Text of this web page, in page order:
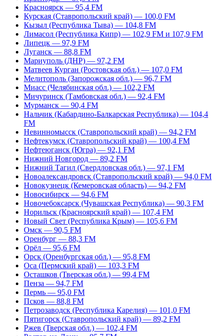
Красноярск — 95,4 FM
Курская (Ставропольский край) — 100,0 FM
Кызыл (Республика Тыва) — 104,8 FM
Лимасол (Республика Кипр) — 102,9 FM и 107,9 FM
Липецк — 97,9 FM
Луганск — 88,8 FM
Мариуполь (ДНР) — 97,2 FM
Матвеев Курган (Ростовская обл.) — 107,0 FM
Мелитополь (Запорожская обл.) — 96,7 FM
Миасс (Челябинская обл.) — 102,2 FM
Мичуринск (Тамбовская обл.) — 92,4 FM
Мурманск — 90,4 FM
Нальчик (Кабардино-Балкарская Республика) — 104,4
FM
Невинномысск (Ставропольский край) — 94,2 FM
Нефтекумск (Ставропольский край) — 100,4 FM
Нефтеюганск (Югра) — 92,1 FM
Нижний Новгород — 89,2 FM
Нижний Тагил (Свердловская обл.) — 97,1 FM
Новоалександровск (Ставропольский край) — 94,0 FM
Новокузнецк (Кемеровская область) — 94,2 FM
Новосибирск — 94,6 FM
Новочебоксарск (Чувашская Республика) — 90,3 FM
Норильск (Красноярский край) — 107,4 FM
Новый Свет (Республика Крым) — 105,6 FM
Омск — 90,5 FM
Оренбург — 88,3 FM
Орёл — 95,6 FM
Орск (Оренбургская обл.) — 95,8 FM
Оса (Пермский край) — 103,3 FM
Осташков (Тверская обл.) — 99,4 FM
Пенза — 94,7 FM
Пермь — 95,0 FM
Псков — 88,8 FM
Петрозаводск (Республика Карелия) — 101,0 FM
Пятигорск (Ставропольский край) — 89,2 FM
Ржев (Тверская обл.) — 102,4 FM